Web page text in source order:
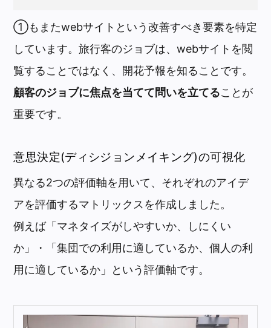
①もまたwebサイトという改善すべき要素を特定
しています。旅行客のジョブは、webサイトを閲
覧することではなく、開花予報を知ることです。
顧客のジョブに焦点を当てて問いを立てることが
重要です。
意思決定(ディシジョンメイキング)の可視化
異なる2つの評価軸を用いて、それぞれのアイデ
アを評価するマトリックスを作成しました。
例えば「マネタイズがしやすいか、しにくい
か」・「集団での利用に適しているか、個人の利
用に適しているか」という評価軸です。